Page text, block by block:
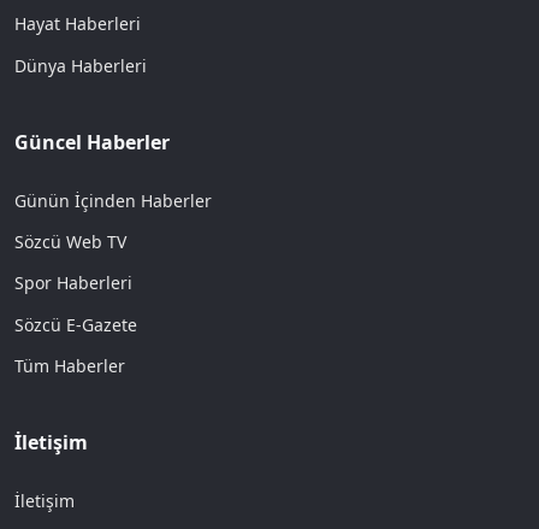
Hayat Haberleri
Dünya Haberleri
Güncel Haberler
Günün İçinden Haberler
Sözcü Web TV
Spor Haberleri
Sözcü E-Gazete
Tüm Haberler
İletişim
İletişim